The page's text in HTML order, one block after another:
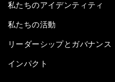
私たちのアイデンティティ
私たちの活動
リーダーシップとガバナンス
インパクト